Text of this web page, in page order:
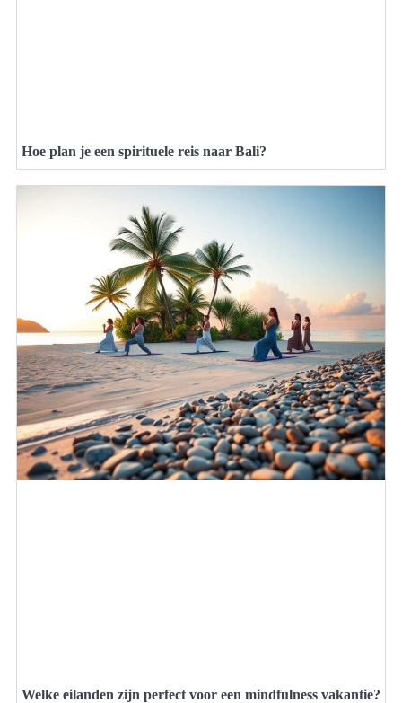
Hoe plan je een spirituele reis naar Bali?
Welke eilanden zijn perfect voor een mindfulness vakantie?